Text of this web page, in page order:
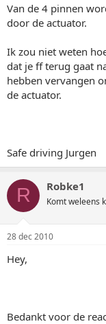
Van de 4 pinnen
door de actuator.
Ik zou niet weten
dat je ff terug gaat
hebben vervangen
de actuator.
Safe driving Jurgen
R Robke1
Komt weleens
28 dec 2010
Hey,
Bedankt voor de